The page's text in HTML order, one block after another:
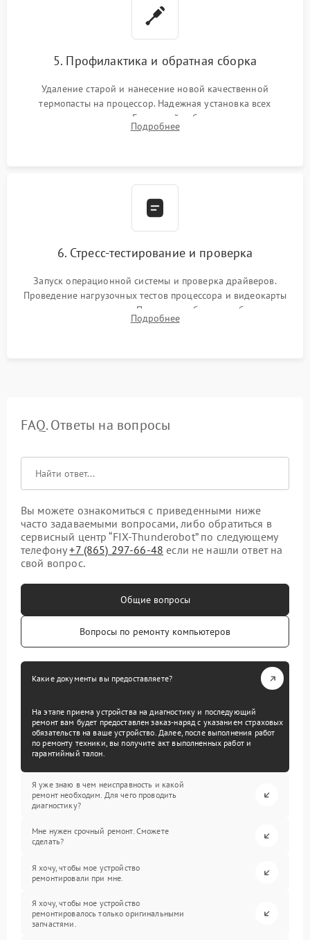
5. Профилактика и обратная сборка
Удаление старой и нанесение новой качественной
термопасты на процессор. Надежная установка всех
комплектующих в слоты. Грамотный кабель-менеджмент для
обеспечения правильной циркуляции воздуха внутри
Подробнее
6. Стресс-тестирование и проверка
Запуск операционной системы и проверка драйверов.
Проведение нагрузочных тестов процессора и видеокарты
для контроля температур. Проверка работоспособности всех
USB-портов, аудиовыходов и сетевого подключения.
Подробнее
FAQ. Ответы на вопросы
Вы можете ознакомиться с приведенными ниже
часто задаваемыми вопросами, либо обратиться в
сервисный центр “FIX-Thunderobot” по следующему
телефону+7 (865) 297-66-48 если не нашли ответ на
свой вопрос.
Общие вопросы
Вопросы по ремонту компьютеров
Какие документы вы предоставляете?
На этапе приема устройства на диагностику и последующий
ремонт вам будет предоставлен заказ-наряд с указанием страховых
обязательств на ваше устройство. Далее, после выполнения работ
по ремонту техники, вы получите акт выполненных работ и
гарантийный талон.
Я уже знаю в чем неисправность и какой
ремонт необходим. Для чего проводить
диагностику?
Мне нужен срочный ремонт. Сможете
сделать?
Я хочу, чтобы мое устройство
ремонтировали при мне.
Я хочу, чтобы мое устройство
ремонтировалось только оригинальными
запчастями.